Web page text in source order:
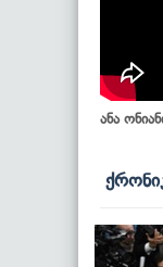
ანა